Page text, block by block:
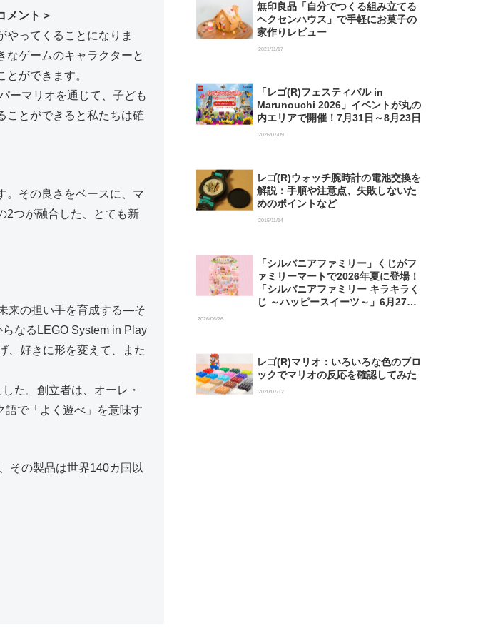
メント＞
やってくることになりま
なゲームのキャラクターと
ができます。
ーマリオを通じて、子ども
ことができると私たちは確
。その良さをベースに、マ
2つが融合した、とても新
来の担い手を育成する—そ
なるLEGO System in Play
、好きに形を変えて、また
た。創立者は、オーレ・
語で「よく遊べ」を意味す
その製品は世界140カ国以
無印良品「自分でつくる組み立てる
ヘクセンハウス」で手軽にお菓子の
家作りレビュー
2021/11/17
「レゴ(R)フェスティバル in
Marunouchi 2026」イベントが丸の
内エリアで開催！7月31日～8月23日
2026/07/09
レゴ(R)ウォッチ腕時計の電池交換を
解説：手順や注意点、失敗しないた
めのポイントなど
2015/11/14
「シルバニアファミリー」くじがフ
ァミリーマートで2026年夏に登場！
「シルバニアファミリー キラキラく
じ ～ハッピースイーツ～」6月27日
2026/06/26
レゴ(R)マリオ：いろいろな色のブロ
ックでマリオの反応を確認してみた
2020/07/12